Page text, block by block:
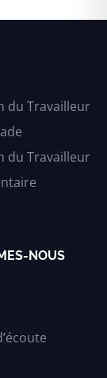
du Travailleur
du Travailleur
NOUS